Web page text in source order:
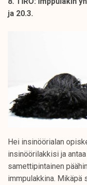
ja 20.3.
Hei insinöörialan
insinöörilakkisi ja
samettipintainen
immpulakkina. Mikäpä